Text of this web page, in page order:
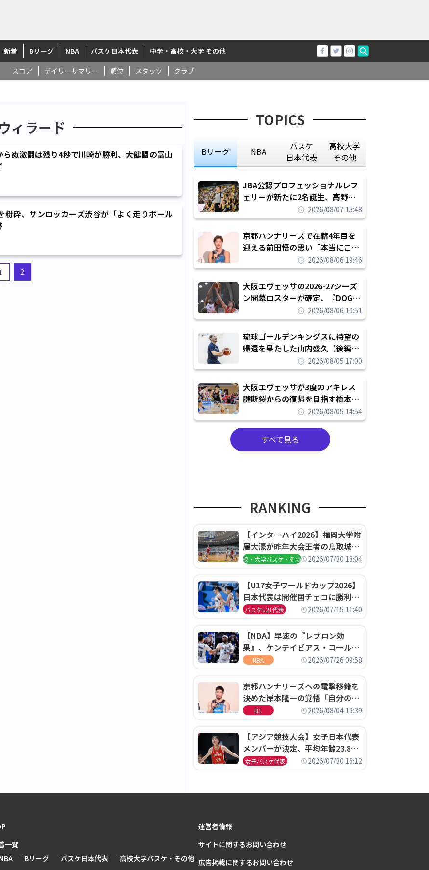
新着 Bリーグ NBA バスケ日本代表 中学・高校・大学 その他
スコア デイリーサマリー 順位 スタッツ
クラブ
ィラード
ぬ激闘は残り4秒で川崎が勝利、大健闘の富山
粉砕、サンロッカーズ渋谷が「よく走りボール
1 2
TOPICS
Bリーグ NBA
バスケ
日本代表
高校大学
その他
JBA公認プロフェッショナルレフ
ェリーが新たに2名誕生、高野晃
平は16年間続けた会社員生活に別
れを告げてプロ転向を決断
2026/08/07 15:48
京都ハンナリーズで在籍4年目を
迎える前田悟の思い「本当にこの
チームで勝ちたい、負けたまま舐
められたまま終わりたくない」
2026/08/06 19:46
大阪エヴェッサの2026-27シーズ
ン開幕ロスターが確定、『DOG
FIGHT』のチームカルチャーを推
し進めて結果を求めるシーズンへ
2026/08/06 10:51
琉球ゴールデンキングスに待望の
帰還を果たした山内盛久（後編）
「1人のウチナーンチュとしてみ
んなが誇りに思えるチームにして
いく」
2026/08/05 17:00
大阪エヴェッサが3度のアキレス
腱断裂からの復帰を目指す橋本拓
哉と契約を締結「もう一度コート
に立ちたい」
2026/08/05 14:54
すべて見る
RANKING
【インターハイ2026】福岡大学附
属大濠が昨年大会王者の鳥取城北
を撃破、大阪薫英女学院は岐阜女
高校・大学バスケ・その他2026/07/30 18:04
【U17女子ワールドカップ2026】
日本代表は開催国チェコに勝利し
て予選グループ3連勝で首位通
決定
バスケu21代表 2026/07/15 11:40
【NBA】早速の『レブロン効
果』、ケンテイビアス・コールド
ウェル・ポープがセブンティシク
NBA 2026/07/26 09:58
京都ハンナリーズへの電撃移籍を
決めた岸本隆一の覚悟「自分のエ
ゴというちっぽけなことのため
B1 2026/08/04 19:39
【アジア競技大会】女子日本代表
メンバーが決定、平均年齢23.8歳
のフレッシュなメンバーが日本開
女子バスケ代表 2026/07/30 16:12
一覧
NBA
Bリーグ バスケ日本代表 高校大学バスケ・その他
運営者情報
サイトに関するお問い合わせ
広告掲載に関するお問い合わせ